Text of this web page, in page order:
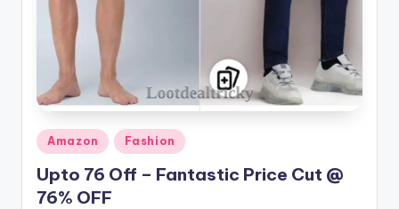
Posted
in
Amazon Fashion
Upto 76 Off – Fantastic Price Cut @
76% OFF